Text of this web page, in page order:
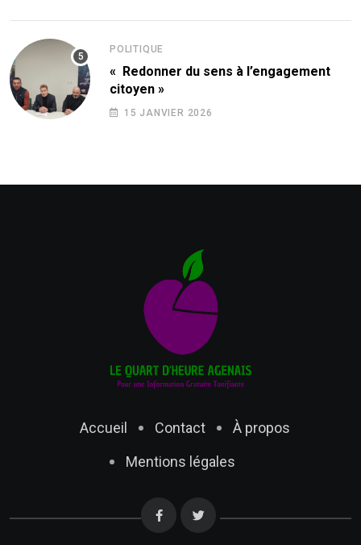
POLITIQUE
« Redonner du sens à l’engagement
citoyen »
15 JANVIER 2026
Accueil Contact
À propos
Mentions légales